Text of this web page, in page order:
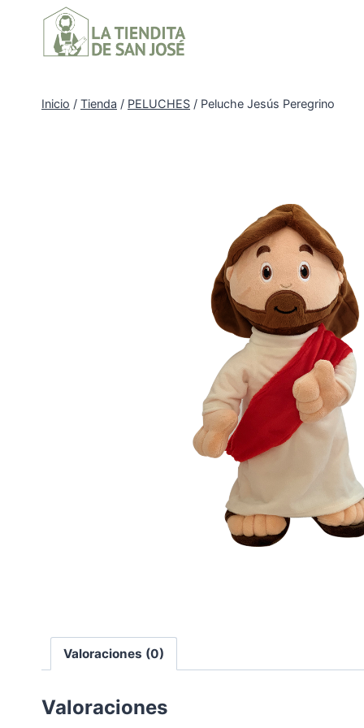
Inicio / Tienda / PELUCHES / Peluche Jesús Peregrino
Valoraciones (0)
Valoraciones